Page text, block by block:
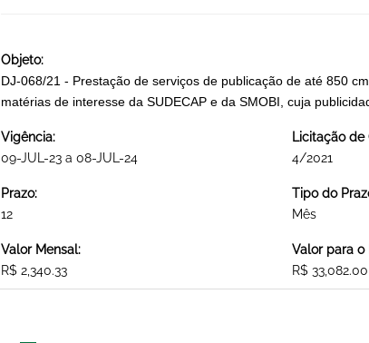
Objeto:
DJ-068/21 - Prestação de serviços de publicação de até 850
matérias de interesse da SUDECAP e da SMOBI, cuja
Vigência:
09-JUL-23 a 08-JUL-24
Licitação de
4/2021
Prazo:
12
Tipo do
Mês
Valor Mensal:
R$ 2,340.33
Valor para o
R$ 33,082.00